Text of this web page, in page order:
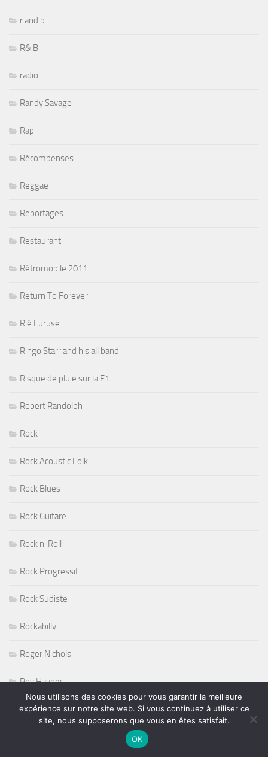
r and b
R& B
radio
Randy Savage
Rap
Récompenses
Reggae
Reportages
Restaurant
Rétromobile 2011
Return To Forever
Rié Furuse
Ringo Starr and his all band
Risque de pluie sur la F1
Robert Randolph
Rock
Rock Acoustic Folk
Rock Blues
Rock Guitare
Rock n' Roll
Rock Progressif
Rock Sudiste
Rockabilly
Roger Nichols
Roy Haynes
RUGBY
Nous utilisons des cookies pour vous garantir la meilleure
expérience sur notre site web. Si vous continuez à utiliser ce
site, nous supposerons que vous en êtes satisfait.
OK